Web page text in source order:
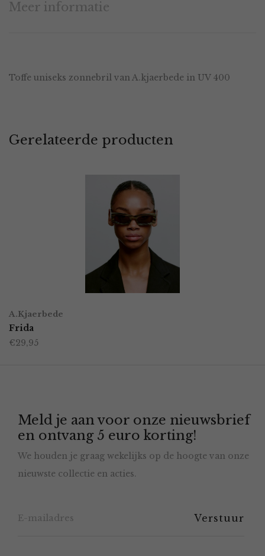
Meer informatie
Toffe uniseks zonnebril van A.kjaerbede in UV 400
Gerelateerde producten
A.Kjaerbede
Frida
€29,95
Meld je aan voor onze nieuwsbrief
en ontvang 5 euro korting!
We houden je graag wekelijks op de hoogte van onze
nieuwste collectie en acties.